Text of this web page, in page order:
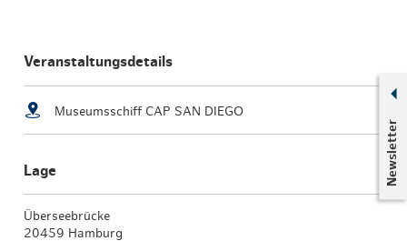
Newsletter
Veranstaltungsdetails
Museumsschiff CAP SAN DIEGO
Lage
Überseebrücke
20459 Hamburg